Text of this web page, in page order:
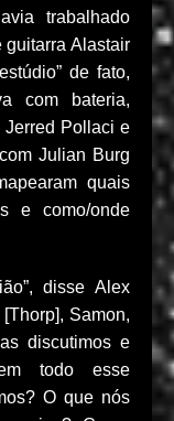
trabalhado
guitarra Alastair
de fato,
com bateria,
Jerred Pollaci e
Julian Burg
quais
e como/onde
disse Alex
Samon,
discutimos e
todo esse
O que nós